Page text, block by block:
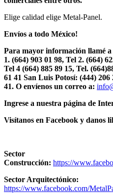
Elige calidad elige Metal-Panel.
Envíos a todo México!
Para mayor información llamé
1. (664) 903 01 98, Tel 2. (664)
Tel 4 (664) 885 89 15, Tel.
61 41 San Luis Potosí: (444)
41. O envíenos un correo a:
Ingrese a nuestra página de
Visítanos en Facebook y danos
Sector
Construcción: https://
Sector Arquitectónico:
https://www.facebook.com/